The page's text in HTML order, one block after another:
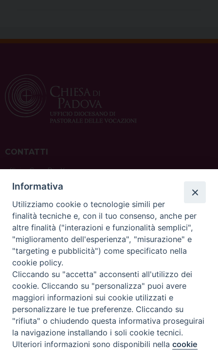
CONTATTI
ufficio: Casa Pio X
via Bonporti, 20 – 35141 Padova
tel: +39 351 619 2354
e mail:ufficiovocazionipadova@gmail.com
sede: Casa Sant'Andrea
via Valmarana, 20 – 35133 Padova
instagram:@casasantandreapadova
e mail:casasantandreapadova@gmail.com
Copyright© ChiesadiPadova2022 Privacy Policy
Preferenze Cookie
Informativa
Utilizziamo cookie o tecnologie simili per
finalità tecniche e, con il tuo consenso, anche per
altre finalità ("interazioni e funzionalità semplici",
"miglioramento dell'esperienza", "misurazione" e
"targeting e pubblicità") come specificato nella
cookie policy.
Cliccando su "accetta" acconsenti all'utilizzo dei
cookie. Cliccando su "personalizza" puoi avere
maggiori informazioni sui cookie utilizzati e
personalizzare le tue preferenze. Cliccando su
"rifiuta" o chiudendo questa informativa proseguirai
la navigazione installando i soli cookie tecnici.
Ulteriori informazioni sono disponibili nellacookie